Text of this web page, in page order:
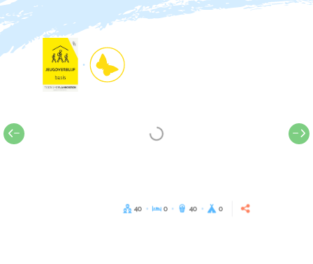
40 0 40 0